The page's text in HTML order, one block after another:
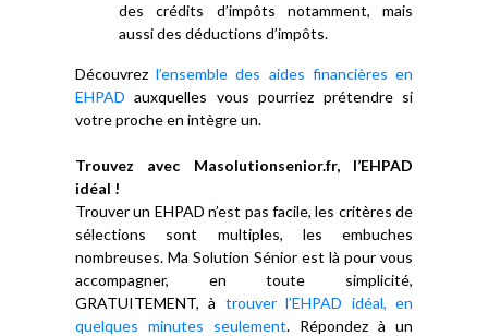
des crédits d’impôts notamment, mais
aussi des déductions d’impôts.
Découvrezl’ensemble des aides financières en
EHPADauxquelles vous pourriez prétendre si
votre proche en intègre un.
Trouvez avec Masolutionsenior.fr, l’EHPAD
idéal !
Trouver un EHPAD n’est pas facile, les critères de
sélections sont multiples, les embuches
nombreuses. Ma Solution Sénior est là pour vous
accompagner, en toute simplicité,
GRATUITEMENT, à trouver l’EHPAD idéal, en
quelques minutes seulement. Répondez à un